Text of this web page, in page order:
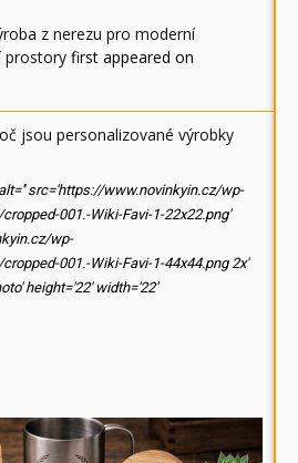
z nerezu pro moderní
prostory first appeared on
jsou personalizované výrobky
src='https://www.novinkyin.cz/wp-
001.-Wiki-Favi-1-22x22.png'
wp-
001.-Wiki-Favi-1-44x44.png 2x'
height='22' width='22'